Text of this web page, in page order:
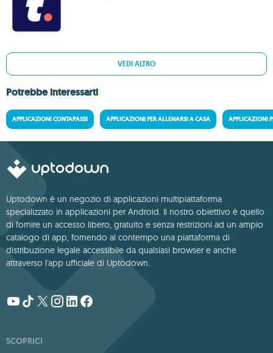
VEDI ALTRO
Potrebbe interessarti
APPLICAZIONI CONTAPASSI APPLICAZIONI PER ALLENARSI A CASA APPLICAZIONI
Uptodown è un negozio di applicazioni multipiattaforma
specializzato in applicazioni per Android. Il nostro obiettivo è quello
di fornire un accesso libero, gratuito e senza restrizioni ad un ampio
catalogo di app, fornendo al contempo una piattaforma di
distribuzione legale accessibile da qualsiasi browser e anche
attraverso l'app ufficiale di Uptodown.
SCOPRICI